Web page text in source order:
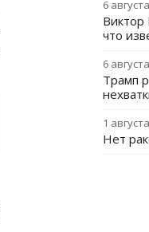
6
что
6
Трамп
1
Нет